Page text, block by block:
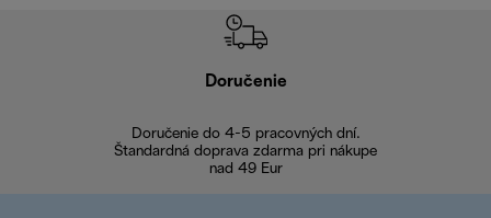
Doručenie
Doručenie do 4-5 pracovných dní.
Štandardná doprava zdarma pri nákupe
nad 49 Eur